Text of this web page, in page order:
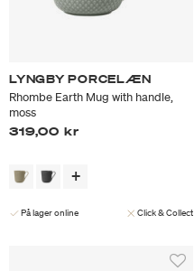
LYNGBY PORCELÆN
Rhombe Earth Mug with handle,
moss
319,00 kr
På lager online Click & Collect